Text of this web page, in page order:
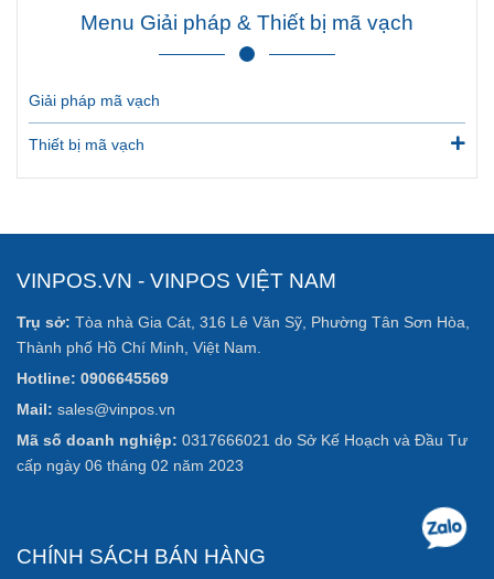
VINPOS.VN - VINPOS VIỆT NAM
Trụ sở: Tòa nhà Gia Cát, 316 Lê Văn Sỹ, Phường Tân Sơn Hòa,
Thành phố Hồ Chí Minh, Việt Nam.
Hotline: 0906645569
Mail: sales@vinpos.vn
Mã số doanh nghiệp: 0317666021 do Sở Kế Hoạch và Đầu Tư
cấp ngày 06 tháng 02 năm 2023
CHÍNH SÁCH BÁN HÀNG
Menu Giải pháp & Thiết bị mã vạch
Giải pháp mã vạch
Thiết bị mã vạch